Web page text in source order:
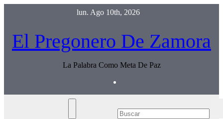
lun. Ago 10th, 2026
El Pregonero De Zamora
La Palabra Como Meta De Paz